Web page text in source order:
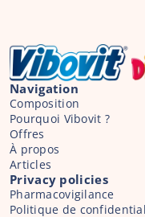
Navigation
Composition
Pourquoi Vibovit ?
Offres
À propos
Articles
Privacy policies
Pharmacovigilance
Politique de